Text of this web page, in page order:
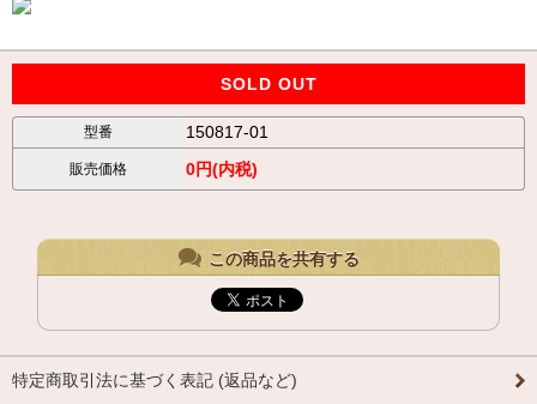
SOLD OUT
型番 150817-01
販売価格 0円(内税)
この商品を共有する
特定商取引法に基づく表記 (返品など)